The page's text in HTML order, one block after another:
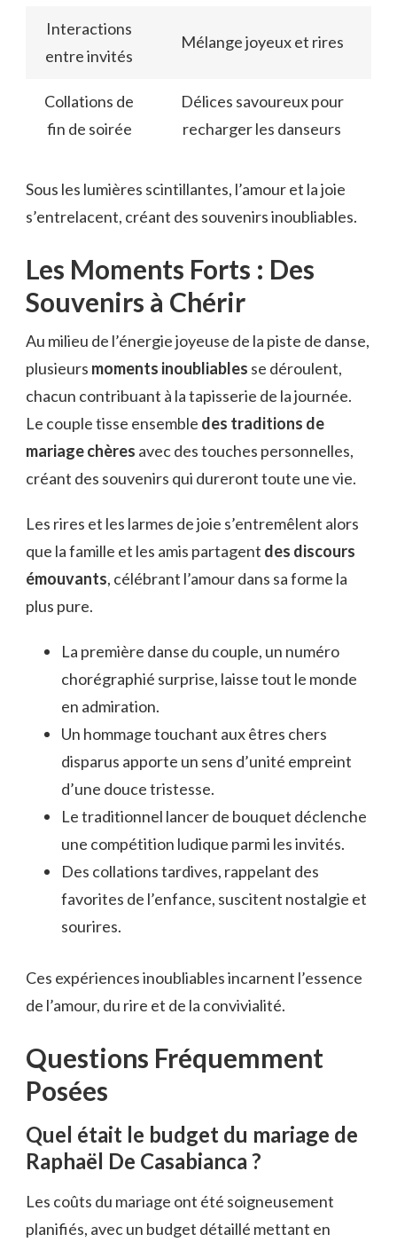
Interactions
entre invités
Mélange joyeux et rires
Collations de
fin de soirée
Délices savoureux pour
recharger les danseurs
Sous les lumières scintillantes, l’amour et la joie
s’entrelacent, créant des souvenirs inoubliables.
Les Moments Forts : Des
Souvenirs à Chérir
Au milieu de l’énergie joyeuse de la piste de danse,
plusieurs moments inoubliables se déroulent,
chacun contribuant à la tapisserie de la journée.
Le couple tisse ensemble des traditions de
mariage chères avec des touches personnelles,
créant des souvenirs qui dureront toute une vie.
Les rires et les larmes de joie s’entremêlent alors
que la famille et les amis partagent des discours
émouvants, célébrant l’amour dans sa forme la
plus pure.
La première danse du couple, un numéro
chorégraphié surprise, laisse tout le monde
en admiration.
Un hommage touchant aux êtres chers
disparus apporte un sens d’unité empreint
d’une douce tristesse.
Le traditionnel lancer de bouquet déclenche
une compétition ludique parmi les invités.
Des collations tardives, rappelant des
favorites de l’enfance, suscitent nostalgie et
sourires.
Ces expériences inoubliables incarnent l’essence
de l’amour, du rire et de la convivialité.
Questions Fréquemment
Posées
Quel était le budget du mariage de
Raphaël De Casabianca ?
Les coûts du mariage ont été soigneusement
planifiés, avec un budget détaillé mettant en